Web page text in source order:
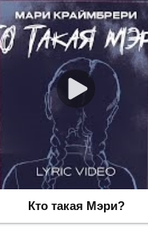
Кто такая Мэри?